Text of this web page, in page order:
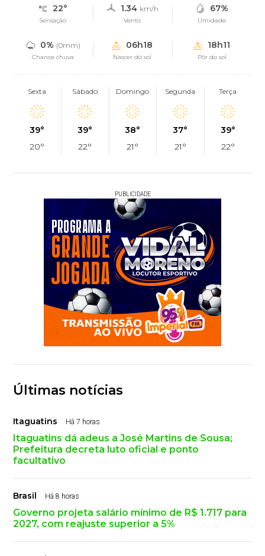
22°
Sensação
1.34 km/h
Vento
67%
Umidade
0% (0mm)
Chance chuva
06h18
Nascer do sol
18h11
Pôr do sol
Sexta
39°
20°
Sábado
39°
22°
Domingo
38°
21°
Segunda
37°
21°
Terça
39°
22°
PUBLICIDADE
Últimas notícias
Itaguatins Há 7 horas
Itaguatins dá adeus a José Martins de Sousa;
Prefeitura decreta luto oficial e ponto
facultativo
Brasil Há 8 horas
Governo projeta salário mínimo de R$ 1.717 para
2027, com reajuste superior a 5%